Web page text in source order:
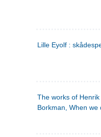
Lille Eyolf :
The works of Henrik
Borkman, When we